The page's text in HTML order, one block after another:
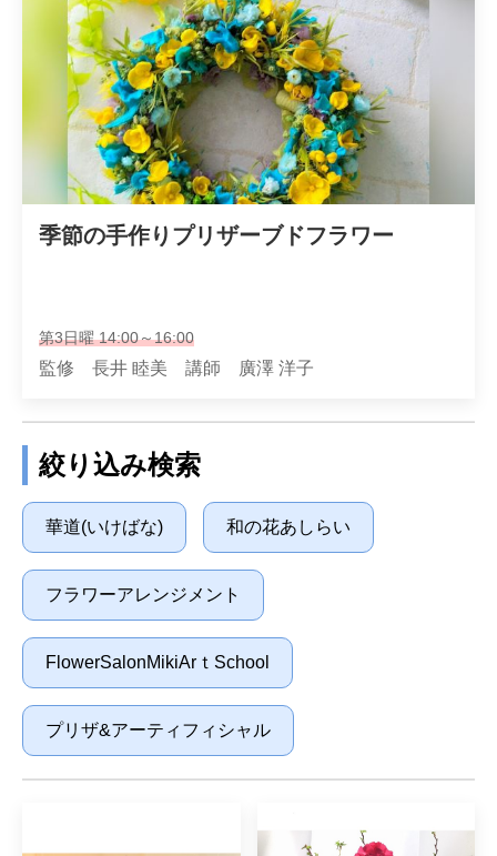
季節の手作りプリザーブドフラワー
第3日曜 14:00～16:00
監修 長井 睦美 講師 廣澤 洋子
絞り込み検索
華道(いけばな) 和の花あしらい
フラワーアレンジメント
FlowerSalonMikiArｔSchool
プリザ&アーティフィシャル